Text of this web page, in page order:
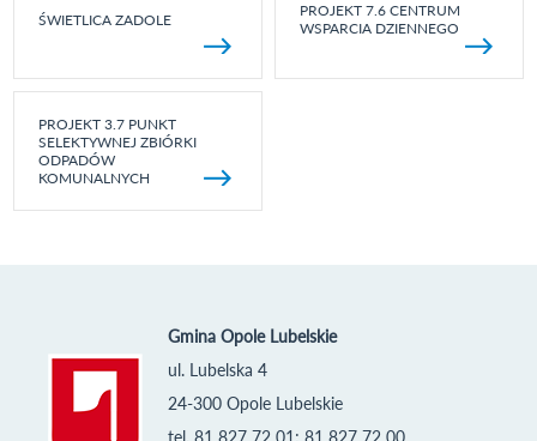
ŚWIETLICA ZADOLE
PROJEKT 7.6 CENTRUM
WSPARCIA DZIENNEGO
PROJEKT 3.7 PUNKT
SELEKTYWNEJ ZBIÓRKI
ODPADÓW
KOMUNALNYCH
Gmina Opole Lubelskie
ul. Lubelska 4
24-300 Opole Lubelskie